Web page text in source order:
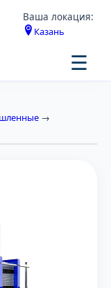
Ваша локация:
Казань
☰
→